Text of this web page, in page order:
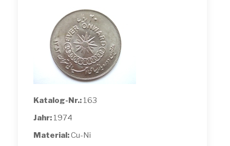
Katalog-Nr.: 163
Jahr: 1974
Material:Cu-Ni